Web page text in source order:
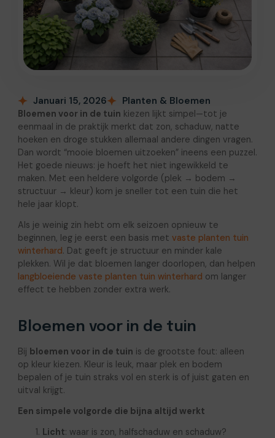
Januari 15, 2026 Planten & Bloemen
Bloemen voor in de tuin kiezen lijkt simpel—tot je
eenmaal in de praktijk merkt dat zon, schaduw, natte
hoeken en droge stukken allemaal andere dingen vragen.
Dan wordt “mooie bloemen uitzoeken” ineens een puzzel.
Het goede nieuws: je hoeft het niet ingewikkeld te
maken. Met een heldere volgorde (plek → bodem →
structuur → kleur) kom je sneller tot een tuin die het
hele jaar klopt.
Als je weinig zin hebt om elk seizoen opnieuw te
beginnen, leg je eerst een basis met vaste planten tuin
winterhard. Dat geeft je structuur en minder kale
plekken. Wil je dat bloemen langer doorlopen, dan helpen
langbloeiende vaste planten tuin winterhard om langer
effect te hebben zonder extra werk.
Bloemen voor in de tuin
Bij bloemen voor in de tuin is de grootste fout: alleen
op kleur kiezen. Kleur is leuk, maar plek en bodem
bepalen of je tuin straks vol en sterk is of juist gaten en
uitval krijgt.
Een simpele volgorde die bijna altijd werkt
Licht: waar is zon, halfschaduw en schaduw?